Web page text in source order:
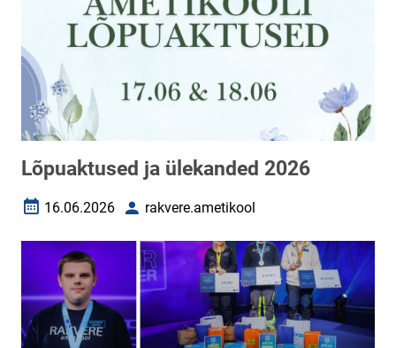
Lõpuaktused ja ülekanded 2026
Loomise kuupäev
16.06.2026 Autorrakvere.ametikool